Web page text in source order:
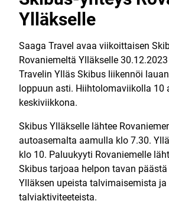
Ylläkselle
Saaga Travel avaa viikoittaisen
Rovaniemeltä Ylläkselle
Travelin Ylläs Skibus liikennöi
loppuun asti. Hiihtolomaviikolla 10
keskiviikkona.
Skibus Ylläkselle lähtee
autoasemalta aamulla klo 7.30.
klo 10. Paluukyyti Rovaniemelle
Skibus tarjoaa helpon tavan
Ylläksen upeista talvimaisemista
talviaktiviteeteista.